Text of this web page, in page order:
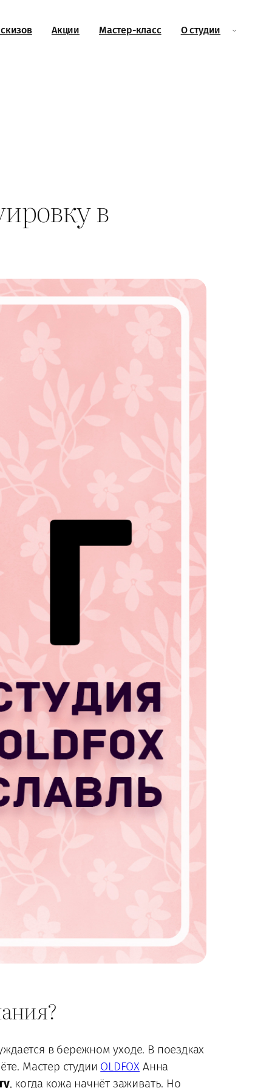
Акции Мастер-класс О студии
в
в бережном уходе. В поездках
Мастер студии OLDFOX Анна
, когда кожа начнёт заживать. Но